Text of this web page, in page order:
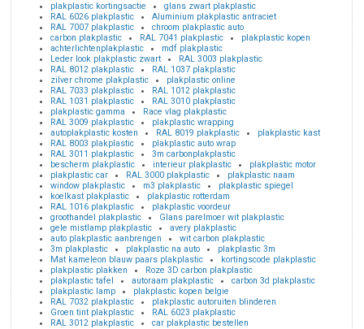
plakplastic kortingsactie
glans zwart plakplastic
RAL 6026 plakplastic
Aluminium plakplastic antraciet
RAL 7007 plakplastic
chroom plakplastic auto
carbon plakplastic
RAL 7041 plakplastic
plakplastic kopen
achterlichtenplakplastic
mdf plakplastic
Leder look plakplastic zwart
RAL 3003 plakplastic
RAL 8012 plakplastic
RAL 1037 plakplastic
zilver chrome plakplastic
plakplastic online
RAL 7033 plakplastic
RAL 1012 plakplastic
RAL 1031 plakplastic
RAL 3010 plakplastic
plakplastic gamma
Race vlag plakplastic
RAL 3009 plakplastic
plakplastic wrapping
autoplakplastic kosten
RAL 8019 plakplastic
plakplastic kast
RAL 8003 plakplastic
plakplastic auto wrap
RAL 3011 plakplastic
3m carbonplakplastic
bescherm plakplastic
interieur plakplastic
plakplastic motor
plakplastic car
RAL 3000 plakplastic
plakplastic naam
window plakplastic
m3 plakplastic
plakplastic spiegel
koelkast plakplastic
plakplastic rotterdam
RAL 1016 plakplastic
plakplastic voordeur
groothandel plakplastic
Glans parelmoer wit plakplastic
gele mistlamp plakplastic
avery plakplastic
auto plakplastic aanbrengen
wit carbon plakplastic
3m plakplastic
plakplastic na auto
plakplastic 3m
Mat kameleon blauw paars plakplastic
kortingscode plakplastic
plakplastic plakken
Roze 3D carbon plakplastic
plakplastic tafel
autoraam plakplastic
carbon 3d plakplastic
plakplastic lamp
plakplastic kopen belgie
RAL 7032 plakplastic
plakplastic autoruiten blinderen
Groen tint plakplastic
RAL 6023 plakplastic
RAL 3012 plakplastic
car plakplastic bestellen